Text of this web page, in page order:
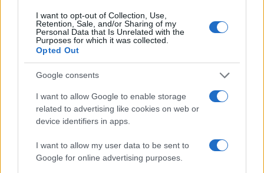
I want to opt-out of Collection, Use,
Retention, Sale, and/or Sharing of my
Personal Data that Is Unrelated with the
Purposes for which it was collected.
Opted Out
Google consents
I want to allow Google to enable storage
related to advertising like cookies on web or
device identifiers in apps.
I want to allow my user data to be sent to
Google for online advertising purposes.
controllo quasi totale sul Darfur
. È la seconda
vittoria in pochi giorni. Il 25 ottobre infatti le RSF
hanno conquistato Bara, la seconda città del
Kordofan, lo stato centromeridionale ancora in
confina con il Darfur e forma una barriera tra il
Darfur e la metà orientale del Paese controllata
espugnata dal generale al-Burhan lo scorso
marzo.